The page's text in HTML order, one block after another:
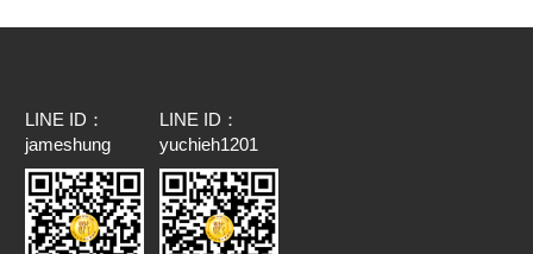
LINE ID：
jameshung
LINE ID：
yuchieh1201